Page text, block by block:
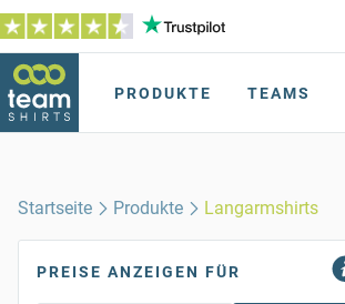
PRODUKTE TEAMS
Startseite Produkte Langarmshirts
PREISE ANZEIGEN FÜR